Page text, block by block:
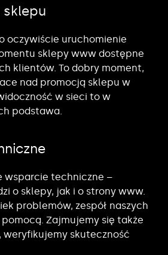
sklepu
oczywiście uruchomienie
sklepy www dostępne
klientów. To dobry moment,
nad promocją sklepu w
w sieci to w
podstawa.
wsparcie techniczne –
o sklepy, jak i o strony www.
problemów, zespół naszych
Zajmujemy się także
weryfikujemy skuteczność